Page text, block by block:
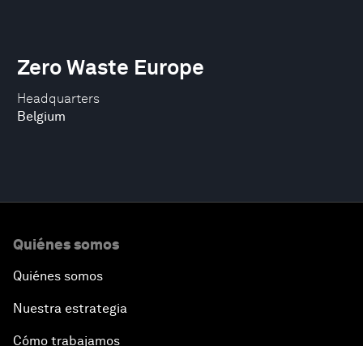
Headquarters
Belgium
Zero Waste Europe
Quiénes somos
Quiénes somos
Nuestra estrategia
Cómo trabajamos